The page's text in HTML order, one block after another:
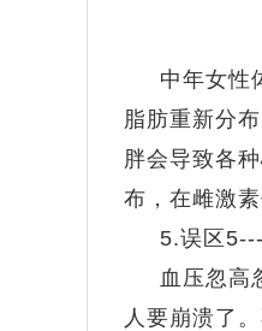
中年女性
脂肪重新分
胖会导致各
布，在雌激
5.误区
血压忽高
人要崩溃了